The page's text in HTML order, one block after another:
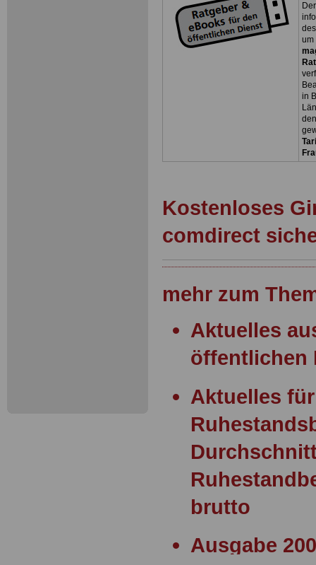
um
in
Kostenloses
comdirect
mehr zum
Aktuelles
öffentlichen
Aktuelles für
brutto
Ausgabe